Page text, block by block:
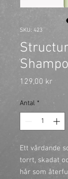
SKU: 423
129,00 krPris
Antal *
Ett vårdande
torrt, skadat
hår som